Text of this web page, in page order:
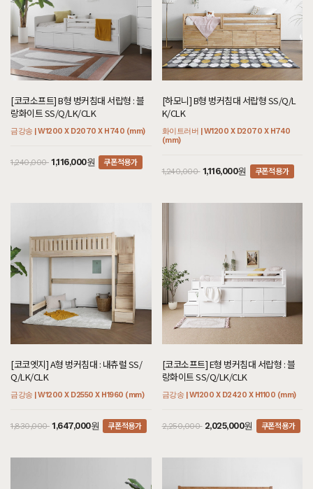
[코코소프트] B형 벙커침대 서랍형 : 블
랑화이트 SS/Q/LK/CLK
금강송 | W1200 X D2070 X H740 (mm)
1,240,000 1,116,000원 쿠폰적용가
[하모니] B형 벙커침대 서랍형 SS/Q/L
K/CLK
화이트러버 | W1200 X D2070 X H740
(mm)
1,240,000 1,116,000원 쿠폰적용가
[코코엣지] A형 벙커침대 : 내츄럴 SS/
Q/LK/CLK
금강송 | W1200 X D2550 X H1960 (mm)
1,830,000 1,647,000원 쿠폰적용가
[코코소프트] E형 벙커침대 서랍형 : 블
랑화이트 SS/Q/LK/CLK
금강송 | W1200 X D2420 X H1100 (mm)
2,250,000 2,025,000원 쿠폰적용가